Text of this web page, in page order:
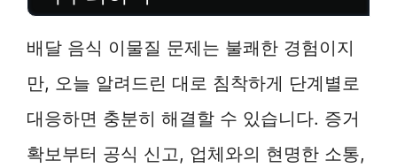
배달 음식 이물질 문제는 불쾌한 경험이지
만, 오늘 알려드린 대로 침착하게 단계별로
대응하면 충분히 해결할 수 있습니다. 증거
확보부터 공식 신고, 업체와의 현명한 소통,